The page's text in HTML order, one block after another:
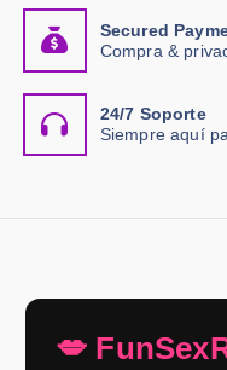
Secured
Compra &
24/7 Soporte
Siempre aquí
💋